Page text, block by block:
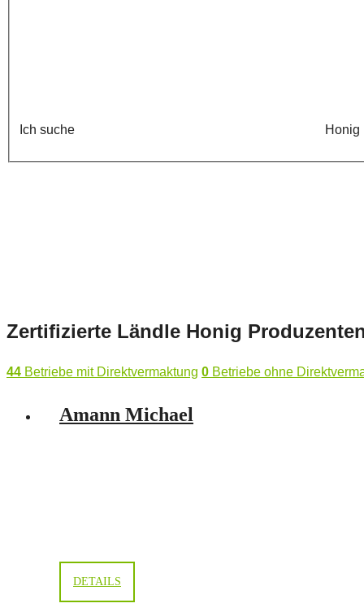
Ich suche Honig
Zertifizierte Ländle Honig
44 Betriebe mit Direktvermaktung 0 Betriebe ohne
Amann Michael
DETAILS